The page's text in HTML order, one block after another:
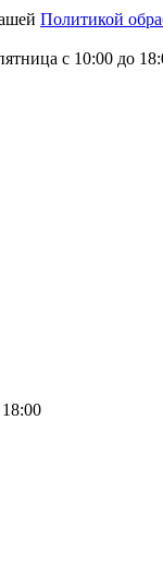
Политикой
с 10:00 до